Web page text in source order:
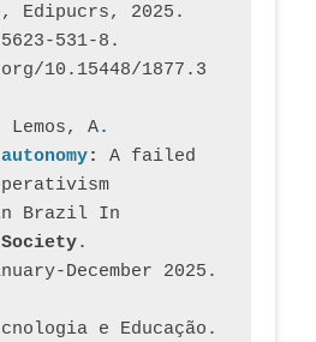
Edipucrs, 2025.
531-8.
10.15448/1877.3
A.
: A failed
Brazil In
.
December 2025.
e Educação.